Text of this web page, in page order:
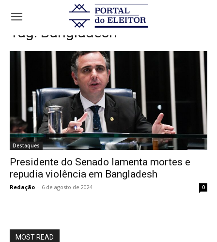
Tags
Tag: Bangladesh
Destaques
Presidente do Senado lamenta mortes e
repudia violência em Bangladesh
Redação - 6 de agosto de 2024 0
MOST READ